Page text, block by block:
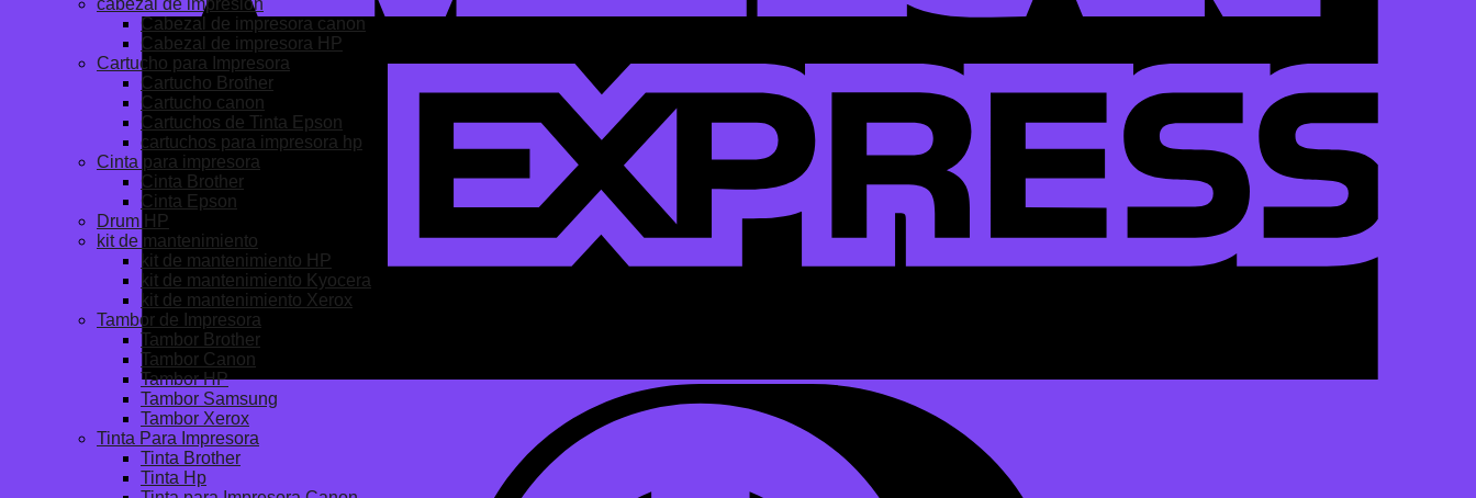
cabezal de impresion
Cabezal de impresora canon
Cabezal de impresora HP
Cartucho para Impresora
Cartucho Brother
Cartucho canon
Cartuchos de Tinta Epson
cartuchos para impresora hp
Cinta para impresora
Cinta Brother
Cinta Epson
Drum HP
kit de mantenimiento
kit de mantenimiento HP
kit de mantenimiento Kyocera
kit de mantenimiento Xerox
Tambor de Impresora
Tambor Brother
Tambor Canon
Tambor HP
Tambor Samsung
Tambor Xerox
Tinta Para Impresora
Tinta Brother
Tinta Hp